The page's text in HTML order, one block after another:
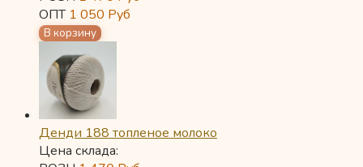
ОПТ 1 050 Руб
Денди 188 топленое молоко
Цена склада: